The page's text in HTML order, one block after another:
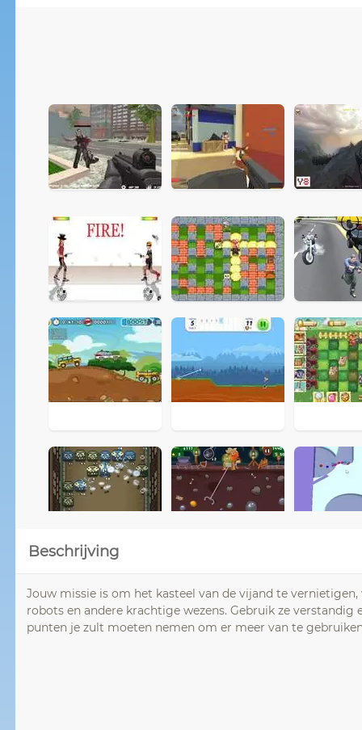
Beschrijving
Jouw missie is om het kasteel van de vijand te
robots en andere krachtige wezens. Gebruik ze
punten je zult moeten nemen om er meer van te